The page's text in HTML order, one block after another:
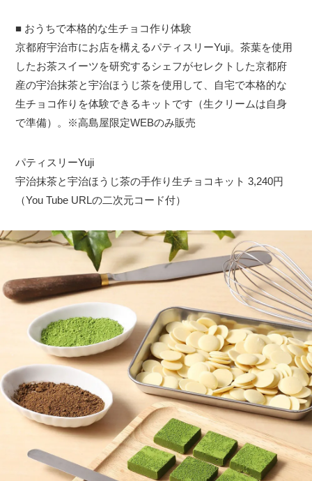
■ おうちで本格的な生チョコ作り体験
京都府宇治市にお店を構えるパティスリーYuji。茶葉を使用
したお茶スイーツを研究するシェフがセレクトした京都府
産の宇治抹茶と宇治ほうじ茶を使用して、自宅で本格的な
生チョコ作りを体験できるキットです（生クリームは自身
で準備）。※高島屋限定WEBのみ販売
パティスリーYuji
宇治抹茶と宇治ほうじ茶の手作り生チョコキット 3,240円
（You Tube URLの二次元コード付）